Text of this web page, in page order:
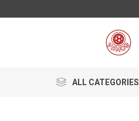
ALL CATEGORIES